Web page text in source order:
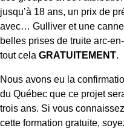
jusqu’à 18 ans, un prix de
avec… Gulliver et une
belles prises de truite arc-
tout cela GRATUITEMENT.
Nous avons eu la
du Québec que ce projet
trois ans. Si vous
cette formation gratuite,